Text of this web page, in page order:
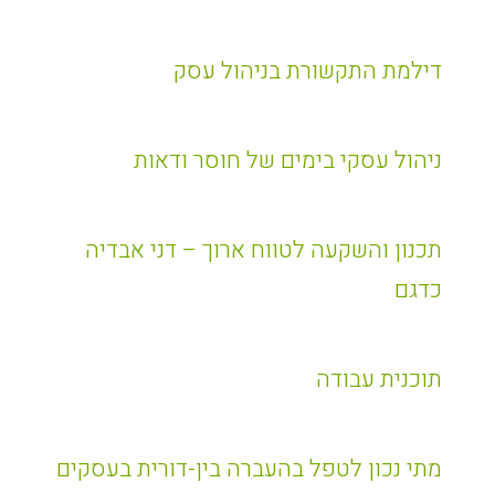
דילמת התקשורת בניהול עסק
ניהול עסקי בימים של חוסר ודאות
תכנון והשקעה לטווח ארוך – דני אבדיה
כדגם
תוכנית עבודה
מתי נכון לטפל בהעברה בין-דורית בעסקים